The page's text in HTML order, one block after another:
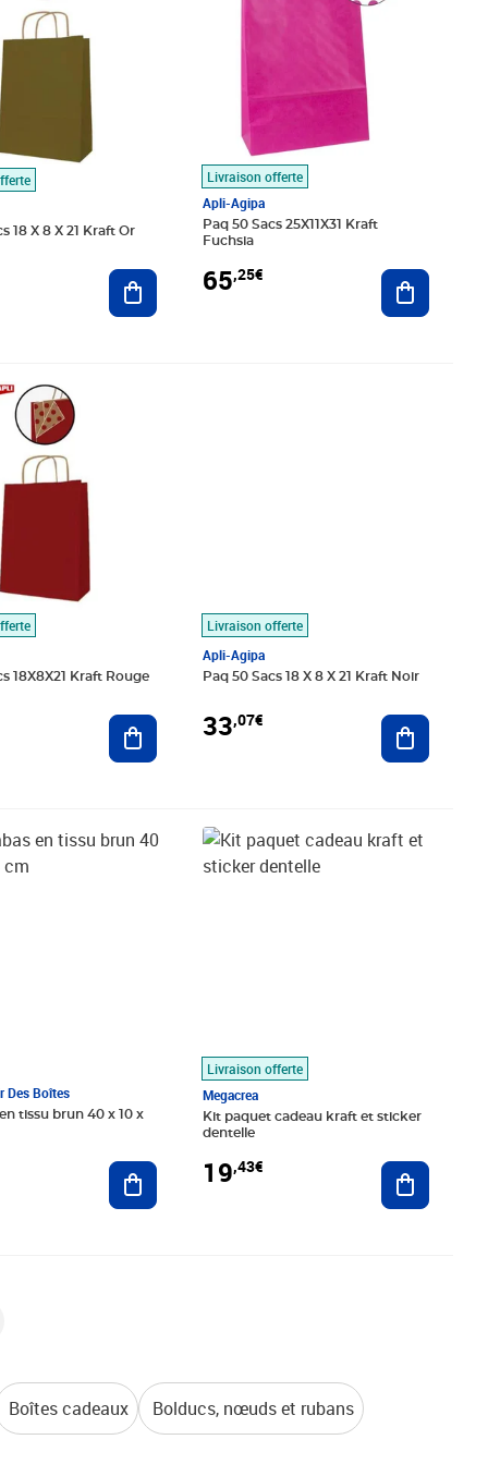
18 X 8 X 21 Kraft Or
Ajouter au panier
Livraison offerte
Apli-Agipa
Paq 50 Sacs 25X11X31 Kraft
Fuchsia
65,25€ Ajouter
18X8X21 Kraft Rouge
Ajouter au panier
Livraison offerte
Apli-Agipa
Paq 50 Sacs 18 X 8 X 21 Kraft Noir
33,07€ Ajouter
Des Boîtes
tissu brun 40 x 10 x
Ajouter au panier
Livraison offerte
Megacrea
Kit paquet cadeau kraft et sticker
dentelle
19,43€
Prix 19,43€
Ajouter
Boîtes cadeaux Bolducs, nœuds et rubans